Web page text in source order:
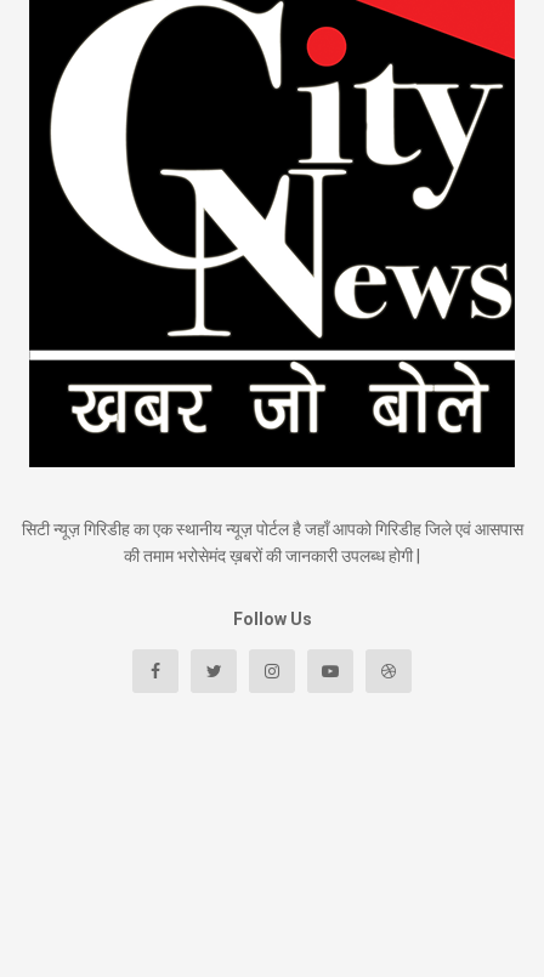
सिटी न्यूज़ गिरिडीह का एक स्थानीय न्यूज़ पोर्टल है जहाँ आपको गिरिडीह जिले एवं आसपास
की तमाम भरोसेमंद ख़बरों की जानकारी उपलब्ध होगी |
Follow Us